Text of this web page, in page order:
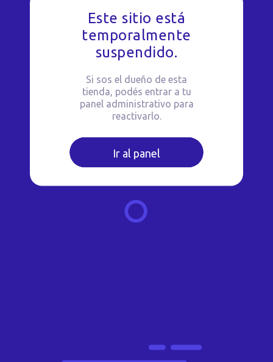
Este sitio está
temporalmente
suspendido.
Si sos el dueño de esta
tienda, podés entrar a tu
panel administrativo para
reactivarlo.
Ir al panel